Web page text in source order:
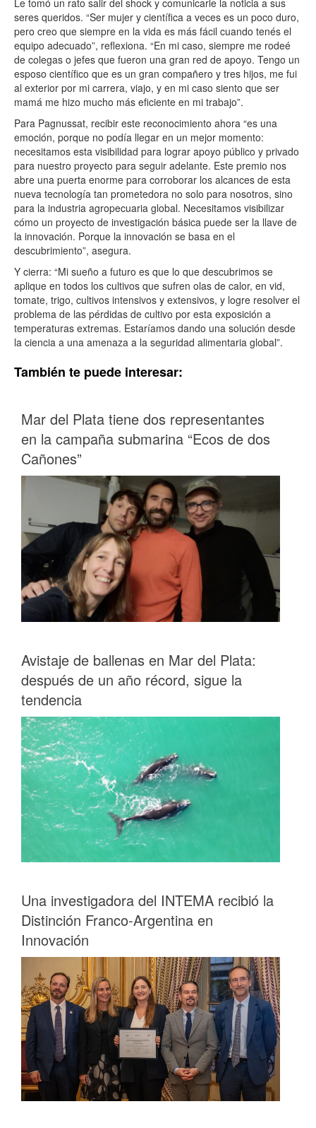
Le tomó un rato salir del shock y comunicarle la noticia a sus
seres queridos. “Ser mujer y científica a veces es un poco duro,
pero creo que siempre en la vida es más fácil cuando tenés el
equipo adecuado”, reflexiona. “En mi caso, siempre me rodeé
de colegas o jefes que fueron una gran red de apoyo. Tengo un
esposo científico que es un gran compañero y tres hijos, me fui
al exterior por mi carrera, viajo, y en mi caso siento que ser
mamá me hizo mucho más eficiente en mi trabajo”.
Para Pagnussat, recibir este reconocimiento ahora “es una
emoción, porque no podía llegar en un mejor momento:
necesitamos esta visibilidad para lograr apoyo público y privado
para nuestro proyecto para seguir adelante. Este premio nos
abre una puerta enorme para corroborar los alcances de esta
nueva tecnología tan prometedora no solo para nosotros, sino
para la industria agropecuaria global. Necesitamos visibilizar
cómo un proyecto de investigación básica puede ser la llave de
la innovación. Porque la innovación se basa en el
descubrimiento”, asegura.
Y cierra: “Mi sueño a futuro es que lo que descubrimos se
aplique en todos los cultivos que sufren olas de calor, en vid,
tomate, trigo, cultivos intensivos y extensivos, y logre resolver el
problema de las pérdidas de cultivo por esta exposición a
temperaturas extremas. Estaríamos dando una solución desde
la ciencia a una amenaza a la seguridad alimentaria global”.
También te puede interesar:
Mar del Plata tiene dos representantes
en la campaña submarina “Ecos de dos
Cañones”
Avistaje de ballenas en Mar del Plata:
después de un año récord, sigue la
tendencia
Una investigadora del INTEMA recibió la
Distinción Franco-Argentina en
Innovación